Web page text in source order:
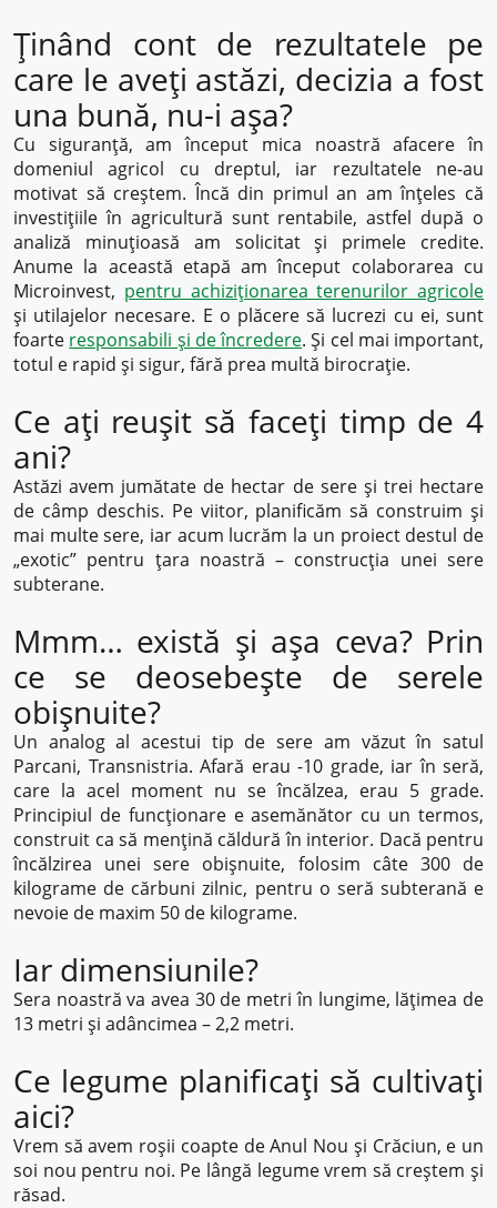
Ținând cont de rezultatele pe
care le aveți astăzi, decizia a fost
una bună, nu-i așa?
Cu siguranță, am început mica noastră afacere în
domeniul agricol cu dreptul, iar rezultatele ne-au
motivat să creștem. Încă din primul an am înțeles că
investițiile în agricultură sunt rentabile, astfel după o
analiză minuțioasă am solicitat și primele credite.
Anume la această etapă am început colaborarea cu
Microinvest, pentru achiziționarea terenurilor agricole
și utilajelor necesare. E o plăcere să lucrezi cu ei, sunt
foarte responsabili și de încredere. Și cel mai important,
totul e rapid și sigur, fără prea multă birocrație.
Ce ați reușit să faceți timp de 4
ani?
Astăzi avem jumătate de hectar de sere și trei hectare
de câmp deschis. Pe viitor, planificăm să construim și
mai multe sere, iar acum lucrăm la un proiect destul de
„exotic” pentru țara noastră – construcția unei sere
subterane.
Mmm… există și așa ceva? Prin
ce se deosebește de serele
obișnuite?
Un analog al acestui tip de sere am văzut în satul
Parcani, Transnistria. Afară erau -10 grade, iar în seră,
care la acel moment nu se încălzea, erau 5 grade.
Principiul de funcționare e asemănător cu un termos,
construit ca să mențină căldură în interior. Dacă pentru
încălzirea unei sere obișnuite, folosim câte 300 de
kilograme de cărbuni zilnic, pentru o seră subterană e
nevoie de maxim 50 de kilograme.
Iar dimensiunile?
Sera noastră va avea 30 de metri în lungime, lățimea de
13 metri și adâncimea – 2,2 metri.
Ce legume planificați să cultivați
aici?
Vrem să avem roșii coapte de Anul Nou și Crăciun, e un
soi nou pentru noi. Pe lângă legume vrem să creștem și
răsad.